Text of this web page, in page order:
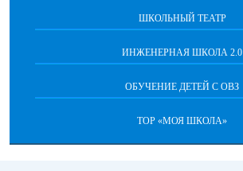
ШКОЛЬНЫЙ ТЕАТР
ИНЖЕНЕРНАЯ ШКОЛА 2.0
ОБУЧЕНИЕ ДЕТЕЙ С ОВЗ
ТОР «МОЯ ШКОЛА»